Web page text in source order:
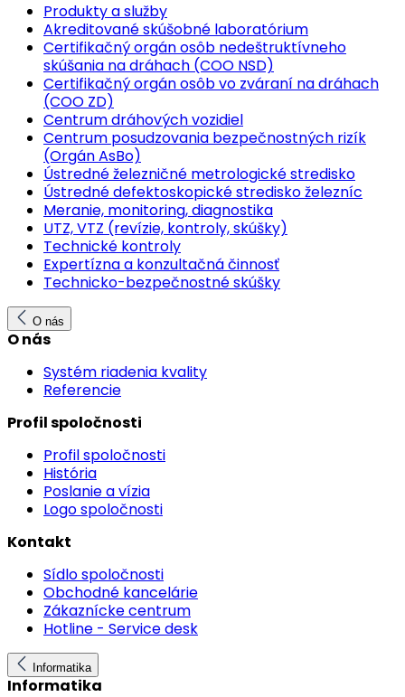
Produkty a služby
Akreditované skúšobné laboratórium
Certifikačný orgán osôb nedeštruktívneho
skúšania na dráhach (COO NSD)
Certifikačný orgán osôb vo zváraní na dráhach
(COO ZD)
Centrum dráhových vozidiel
Centrum posudzovania bezpečnostných rizík
(Orgán AsBo)
Ústredné železničné metrologické stredisko
Ústredné defektoskopické stredisko železníc
Meranie, monitoring, diagnostika
UTZ, VTZ (revízie, kontroly, skúšky)
Technické kontroly
Expertízna a konzultačná činnosť
Technicko-bezpečnostné skúšky
O nás
O nás
Systém riadenia kvality
Referencie
Profil spoločnosti
Profil spoločnosti
História
Poslanie a vízia
Logo spoločnosti
Kontakt
Sídlo spoločnosti
Obchodné kancelárie
Zákaznícke centrum
Hotline - Service desk
Informatika
Informatika